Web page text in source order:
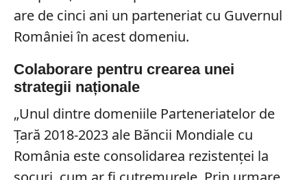
are de cinci ani un parteneriat cu Guvernul
României în acest domeniu.
Colaborare pentru crearea unei
strategii naționale
„Unul dintre domeniile Parteneriatelor de
Ţară 2018-2023 ale Băncii Mondiale cu
România este consolidarea rezistenţei la